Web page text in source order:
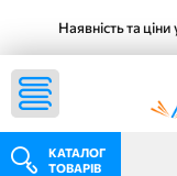
Наявність та
КАТАЛОГ
ТОВАРІВ